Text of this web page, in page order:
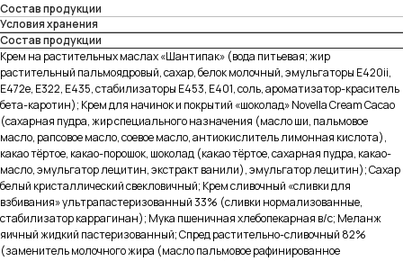
Состав продукции
Условия хранения
Состав продукции
Крем на растительных маслах «Шантипак» (вода питьевая; жир
растительный пальмоядровый, сахар, белок молочный, эмульгаторы Е420ii,
Е472е, Е322, Е435, стабилизаторы Е453, Е401, соль, ароматизатор-краситель
бета-каротин); Крем для начинок и покрытий «шоколад» Novella Cream Cacao
(сахарная пудра, жир специального назначения (масло ши, пальмовое
масло, рапсовое масло, соевое масло, антиокислитель лимонная кислота),
какао тёртое, какао-порошок, шоколад (какао тёртое, сахарная пудра, какао-
масло, эмульгатор лецитин, экстракт ванили), эмульгатор лецитин); Сахар
белый кристаллический свекловичный; Крем сливочный «сливки для
взбивания» ультрапастеризованный 33% (сливки нормализованные,
стабилизатор каррагинан); Мука пшеничная хлебопекарная в/с; Меланж
яичный жидкий пастеризованный; Спред растительно-сливочный 82%
(заменитель молочного жира (масло пальмовое рафинированное
Меню